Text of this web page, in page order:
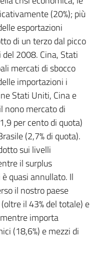
(20%); più
esportazioni
di un terzo dal picco
2008. Cina, Stati
mercati di sbocco
importazioni i
Stati Uniti, Cina e
nono mercato di
per cento di quota)
(2,7% di quota).
sui livelli
il surplus
quasi annullato. Il
il nostro paese
il 43% del totale) e
importa
(18,6%) e mezzi di